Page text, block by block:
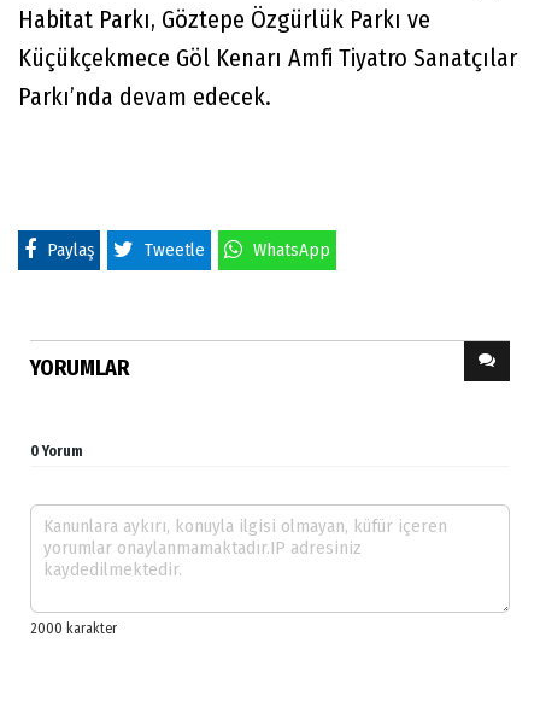
Habitat Parkı, Göztepe Özgürlük Parkı ve
Küçükçekmece Göl Kenarı Amfi Tiyatro Sanatçılar
Parkı’nda devam edecek.
Paylaş Tweetle WhatsApp
YORUMLAR
0 Yorum